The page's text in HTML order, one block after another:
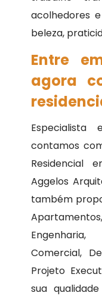
acolhedores
beleza,
Entre
agora
Especialista
contamos
Residencial
Aggelos
também
Comercial,
Projeto
sua